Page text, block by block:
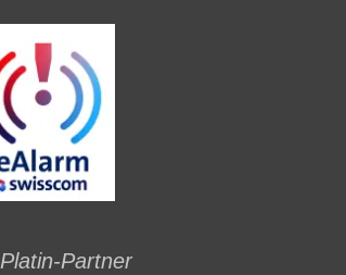
Platin-Partner